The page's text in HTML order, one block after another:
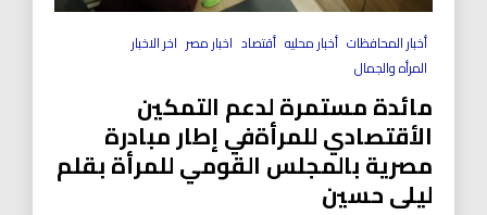
أخبار المحافظات أخبار محليه أقتصاد اخبار مصر اخر الاخبار
المرأه والجمال
مائدة مستمرة لدعم التمكين
الأقتصادي للمرأةفي إطار مبادرة
مصرية بالمجلس القومي للمرأة بقلم
ليلى حسين